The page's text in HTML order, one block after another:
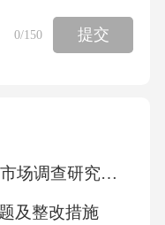
之道！设计意
主线情境。二、
伴而生？知识关
学情境】出游场
连休，促成“史
0/150 提交
2026年中国分配分支器市场调查研究报告
及整改措施